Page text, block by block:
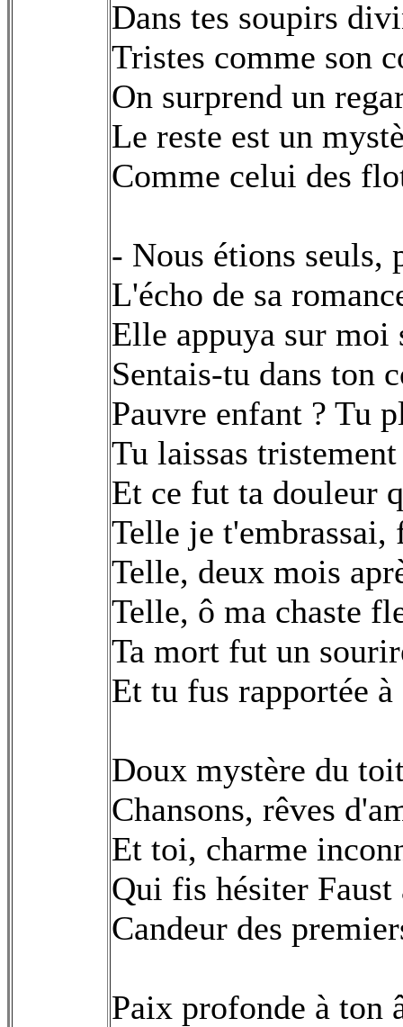
Dans tes soupirs
Tristes comme son
On surprend un
Le reste est un
Comme celui des
- Nous étions seuls,
L'écho de sa
Elle appuya sur moi
Sentais-tu dans ton
Pauvre enfant ? Tu
Tu laissas
Et ce fut ta douleur
Telle je t'embrassai,
Telle, deux mois
Telle, ô ma chaste
Ta mort fut un
Et tu fus rapportée
Doux mystère du
Chansons, rêves
Et toi, charme
Qui fis hésiter
Candeur des
Paix profonde à ton